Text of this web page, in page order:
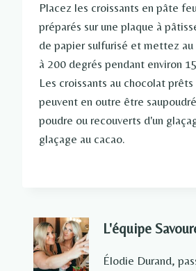
Placez les croissants en pâte
préparés sur une plaque à
de papier sulfurisé et mettez
à 200 degrés pendant environ
Les croissants au chocolat
peuvent en outre être
poudre ou recouverts d'un
glaçage au cacao.
L'équipe
Élodie Durand,